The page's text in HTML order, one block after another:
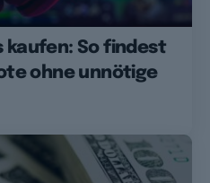
kaufen: So findest
ohne unnötige